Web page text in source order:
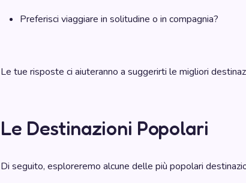
Preferisci viaggiare in solitudine o in compagnia?
Le tue risposte ci aiuteranno a suggerirti le migliori
Le Destinazioni Popolari
Di seguito, esploreremo alcune delle più popolari